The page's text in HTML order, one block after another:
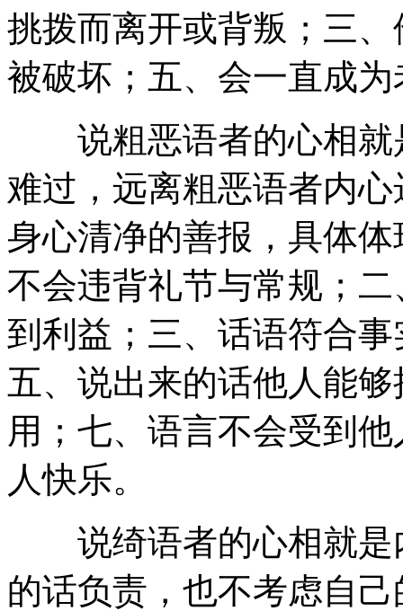
挑拨而离开或背叛；三
被破坏；五、会一直成
说粗恶语者的心相就
难过，远离粗恶语者内
身心清净的善报，具体
不会违背礼节与常规；
到利益；三、话语符合
五、说出来的话他人能
用；七、语言不会受到
人快乐。
说绮语者的心相就是
的话负责，也不考虑自